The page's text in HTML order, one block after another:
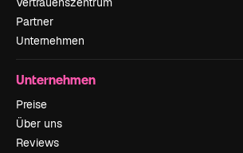
Partner
Unternehmen
Unternehmen
Preise
Über uns
Reviews